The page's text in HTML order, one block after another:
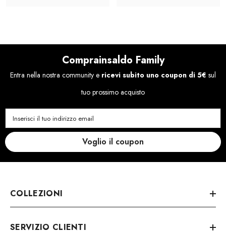
Comprainsaldo Family
Entra nella nostra community e ricevi subito uno coupon di 5€ sul
tuo prossimo acquisto
Inserisci il tuo indirizzo email
Voglio il coupon
COLLEZIONI
SERVIZIO CLIENTI